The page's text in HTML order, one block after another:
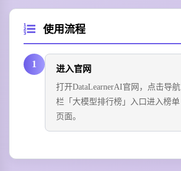
使用流程
1 进入官网
打开DataLearnerAI官网，点击导航
栏「大模型排行榜」入口进入榜单
页面。